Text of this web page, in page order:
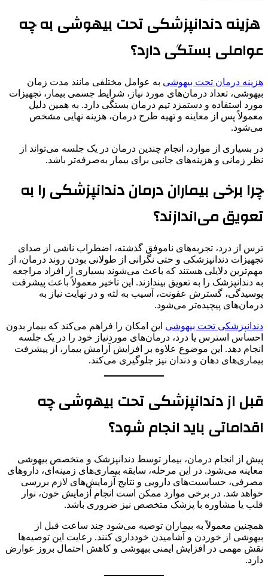
هزینه دندانپزشکی تحت بیهوشی به چه
عواملی بستگی دارد؟
هزینه درمان تحت بیهوشی به عوامل مختلفی مانند مدت زمان
بیهوشی، تعداد درمان‌های مورد نیاز، شرایط جسمی بیمار، تجهیزات
مورد استفاده و دستمزد تیم درمان بستگی دارد. به همین دلیل
معمولاً پس از معاینه و تهیه طرح درمان، هزینه نهایی مشخص
می‌شود.
در بسیاری از موارد، انجام چندین درمان در یک جلسه می‌تواند از
نظر زمانی و هزینه‌های جانبی برای بیمار به‌صرفه‌تر باشد.
چرا برخی بیماران درمان دندانپزشکی را به
تعویق می‌اندازند؟
ترس از درد، تجربه‌های ناموفق گذشته، اضطراب ناشی از صدای
تجهیزات دندانپزشکی و حتی نگرانی از طولانی بودن روند درمان، از
مهم‌ترین دلایلی هستند که باعث می‌شوند بسیاری از افراد مراجعه
به دندانپزشک را به تعویق بیندازند. این تاخیر معمولاً باعث پیشرفت
پوسیدگی، گسترش عفونت، آسیب به لثه و در نهایت نیاز به
درمان‌های پیچیده‌تر می‌شود.
دندانپزشکی تحت بیهوشی این امکان را فراهم می‌کند که بیمار بدون
احساس استرس یا درد، درمان‌های موردنیاز خود را در یک جلسه
انجام دهد. این موضوع علاوه بر افزایش آرامش بیمار، از پیشرفت
بیماری‌های دهان و دندان نیز جلوگیری می‌کند.
قبل از دندانپزشکی تحت بیهوشی چه
اقداماتی باید انجام شود؟
پیش از انجام درمان، بیمار توسط دندانپزشک و متخصص بیهوشی
معاینه می‌شود. در این مرحله، سابقه بیماری‌های زمینه‌ای، داروهای
مصرفی، حساسیت‌های دارویی و نتایج آزمایش‌های لازم بررسی
خواهد شد. در برخی موارد ممکن است انجام آزمایش خون، نوار
قلب یا مشاوره با پزشک متخصص نیز ضروری باشد.
همچنین معمولاً به بیماران توصیه می‌شود چند ساعت قبل از
بیهوشی از خوردن و آشامیدن خودداری کنند. رعایت این توصیه‌ها
نقش مهمی در افزایش ایمنی بیهوشی و کاهش احتمال بروز عوارض
دارد.